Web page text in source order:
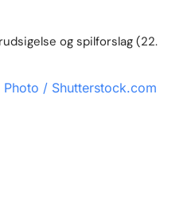
og spilforslag (22.